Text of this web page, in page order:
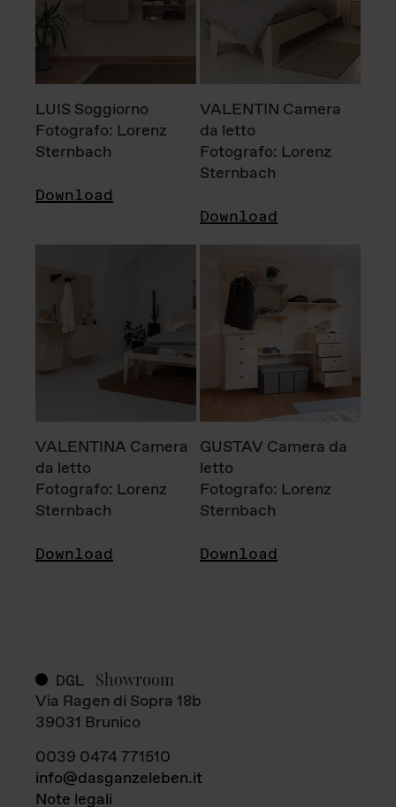
LUIS Soggiorno
Fotografo: Lorenz
Sternbach
Download
VALENTIN Camera
da letto
Fotografo: Lorenz
Sternbach
Download
VALENTINA Camera
da letto
Fotografo: Lorenz
Sternbach
Download
GUSTAV Camera da
letto
Fotografo: Lorenz
Sternbach
Download
DGL Showroom
Via Ragen di Sopra 18b
39031 Brunico
0039 0474 771510
info@dasganzeleben.it
Note legali